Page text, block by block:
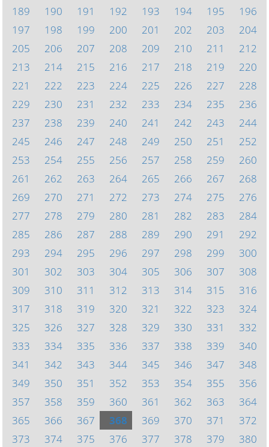
189
190 191 192 193 194 195
196
197
198 199 200 201 202 203
204
205
206 207 208 209 210 211
212
213
214 215 216 217 218 219
220
221
222 223 224 225 226 227
228
229
230 231 232 233 234 235
236
237
238 239 240 241 242 243
244
245
246 247 248 249 250 251
252
253
254 255 256 257 258 259
260
261
262 263 264 265 266 267
268
269
270 271 272 273 274 275
276
277
278 279 280 281 282 283
284
285
286 287 288 289 290 291
292
293
294 295 296 297 298 299
300
301
302 303 304 305 306 307
308
309
310 311 312 313 314 315
316
317
318 319 320 321 322 323
324
325
326 327 328 329 330 331
332
333
334 335 336 337 338 339
340
341
342 343 344 345 346 347
348
349
350 351 352 353 354 355
356
357
358 359 360 361 362 363
364
365
366 367 368 369 370 371
372
373
374 375 376 377 378 379 380